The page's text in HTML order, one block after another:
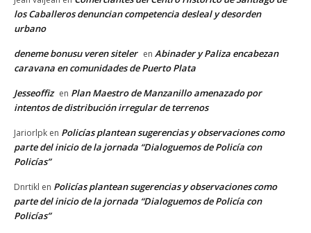
los Caballeros denuncian competencia desleal y desorden
urbano
deneme bonusu veren siteler en Abinader y Paliza encabezan
caravana en comunidades de Puerto Plata
Jesseoffiz en Plan Maestro de Manzanillo amenazado por
intentos de distribución irregular de terrenos
Jariorlpk en Policías plantean sugerencias y observaciones como
parte del inicio de la jornada “Dialoguemos de Policía con
Policías”
Dnrtikl en Policías plantean sugerencias y observaciones como
parte del inicio de la jornada “Dialoguemos de Policía con
Policías”